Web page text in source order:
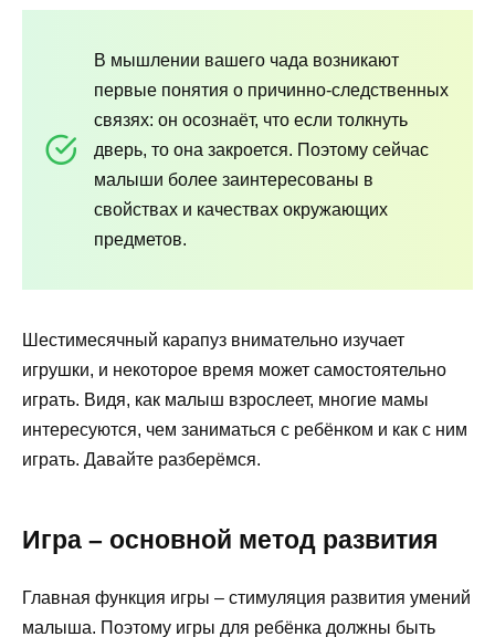
В мышлении вашего чада возникают
первые понятия о причинно-следственных
связях: он осознаёт, что если толкнуть
дверь, то она закроется. Поэтому сейчас
малыши более заинтересованы в
свойствах и качествах окружающих
предметов.
Шестимесячный карапуз внимательно изучает
игрушки, и некоторое время может самостоятельно
играть. Видя, как малыш взрослеет, многие мамы
интересуются, чем заниматься с ребёнком и как с ним
играть. Давайте разберёмся.
Игра – основной метод развития
Главная функция игры – стимуляция развития умений
малыша. Поэтому игры для ребёнка должны быть